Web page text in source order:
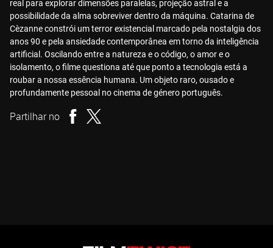
real para explorar dimensões paralelas, projeção astral e a
possibilidade da alma sobreviver dentro da máquina. Catarina de
Cèzanne constrói um terror existencial marcado pela nostalgia dos
anos 90 e pela ansiedade contemporânea em torno da inteligência
artificial. Oscilando entre a natureza e o código, o amor e o
isolamento, o filme questiona até que ponto a tecnologia está a
roubar a nossa essência humana. Um objeto raro, ousado e
profundamente pessoal no cinema de género português.
Partilhar no